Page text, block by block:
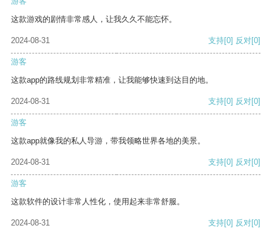
这款游戏的剧情非常感人，让我久久不能忘怀。
2024-08-31 支持[0] 反对[0]
游客
这款app的路线规划非常精准，让我能够快速到达目的地。
2024-08-31 支持[0] 反对[0]
游客
这款app就像我的私人导游，带我领略世界各地的美景。
2024-08-31 支持[0] 反对[0]
游客
这款软件的设计非常人性化，使用起来非常舒服。
2024-08-31 支持[0] 反对[0]